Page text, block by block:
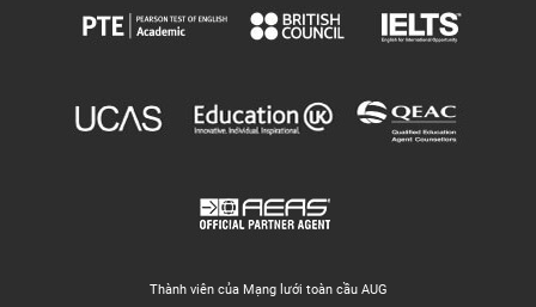
Thành viên của Mạng lưới toàn cầu AUG